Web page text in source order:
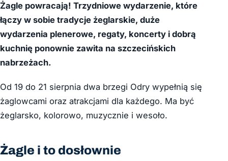
Żagle powracają! Trzydniowe wydarzenie, które
łączy w sobie tradycje żeglarskie, duże
wydarzenia plenerowe, regaty, koncerty i dobrą
kuchnię ponownie zawita na szczecińskich
nabrzeżach.
Od 19 do 21 sierpnia dwa brzegi Odry wypełnią się
żaglowcami oraz atrakcjami dla każdego. Ma być
żeglarsko, kolorowo, muzycznie i wesoło.
Żagle i to dosłownie